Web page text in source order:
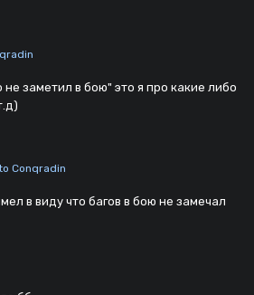
не заметил в бою" это я про какие либо
Conqradin
в виду что багов в бою не замечал